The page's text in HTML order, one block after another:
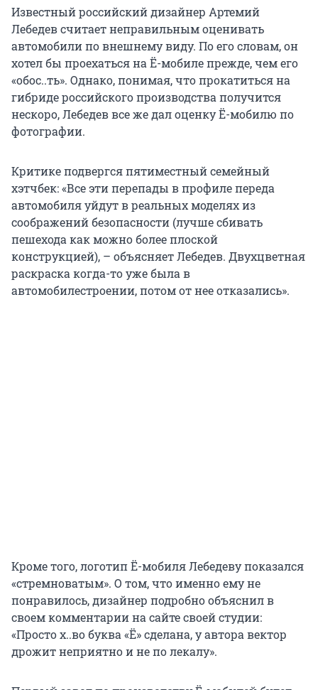
Известный российский дизайнер Артемий
Лебедев считает неправильным оценивать
автомобили по внешнему виду. По его словам, он
хотел бы проехаться на Ё-мобиле прежде, чем его
«обос..ть». Однако, понимая, что прокатиться на
гибриде российского производства получится
нескоро, Лебедев все же дал оценку Ё-мобилю по
фотографии.
Критике подвергся пятиместный семейный
хэтчбек: «Все эти перепады в профиле переда
автомобиля уйдут в реальных моделях из
соображений безопасности (лучше сбивать
пешехода как можно более плоской
конструкцией), – объясняет Лебедев. Двухцветная
раскраска когда-то уже была в
автомобилестроении, потом от нее отказались».
Кроме того, логотип Ё-мобиля Лебедеву показался
«стремноватым». О том, что именно ему не
понравилось, дизайнер подробно объяснил в
своем комментарии на сайте своей студии:
«Просто х..во буква «Ё» сделана, у автора вектор
дрожит неприятно и не по лекалу».